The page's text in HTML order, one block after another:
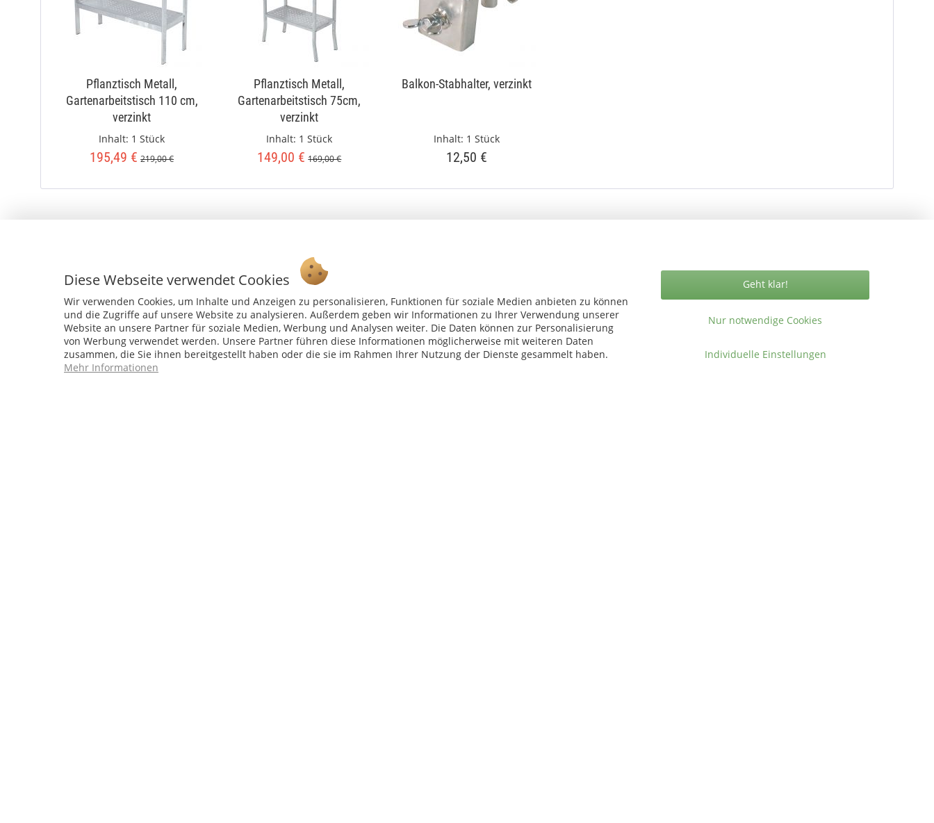
Pflanztisch Metall,
Gartenarbeitstisch 110 cm,
verzinkt
Inhalt: 1 Stück
195,49 € 219,00 €
Pflanztisch Metall,
Gartenarbeitstisch 75cm,
verzinkt
Inhalt: 1 Stück
149,00 € 169,00 €
Balkon-Stabhalter, verzinkt
Inhalt: 1 Stück
12,50 €
Ab 75 € versandkostenfrei *
Service Hotline
04241 - 803018-0
Shop Service
Diese Webseite verwendet Cookies
Wir verwenden Cookies, um Inhalte und Anzeigen zu personalisieren, Funktionen für soziale Medien anbieten zu können
und die Zugriffe auf unsere Website zu analysieren. Außerdem geben wir Informationen zu Ihrer Verwendung unserer
Website an unsere Partner für soziale Medien, Werbung und Analysen weiter. Die Daten können zur Personalisierung
von Werbung verwendet werden. Unsere Partner führen diese Informationen möglicherweise mit weiteren Daten
zusammen, die Sie ihnen bereitgestellt haben oder die sie im Rahmen Ihrer Nutzung der Dienste gesammelt haben.
Mehr Informationen
Nur notwendige Cookies
Geht klar!
Individuelle Einstellungen